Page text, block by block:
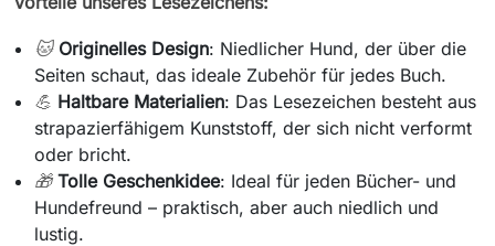
🐱 Originelles Design: Niedlicher Hund, der über die
Seiten schaut, das ideale Zubehör für jedes Buch.
💪 Haltbare Materialien: Das Lesezeichen besteht aus
strapazierfähigem Kunststoff, der sich nicht verformt
oder bricht.
🎁 Tolle Geschenkidee: Ideal für jeden Bücher- und
Hundefreund – praktisch, aber auch niedlich und
lustig.